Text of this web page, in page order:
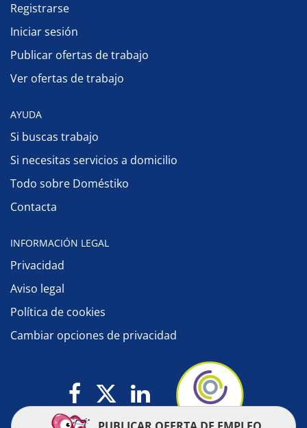
Registrarse
Iniciar sesión
Publicar ofertas de trabajo
Ver ofertas de trabajo
AYUDA
Si buscas trabajo
Si necesitas servicios a domicilio
Todo sobre Doméstiko
Contacta
INFORMACIÓN LEGAL
Privacidad
Aviso legal
Política de cookies
Cambiar opciones de privacidad